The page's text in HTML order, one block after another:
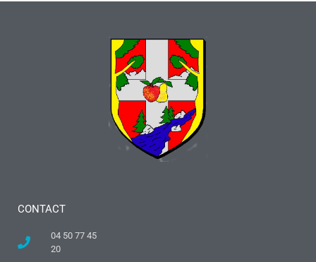
CONTACT
04 50 77 45
20